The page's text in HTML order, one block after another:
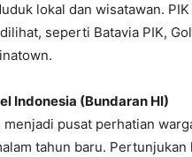
lokal dan wisatawan.
seperti Batavia PIK,
Indonesia (Bundaran HI)
menjadi pusat perhatian
tahun baru. Pertunjukan